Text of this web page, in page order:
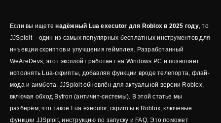
Если вы ищетенадёжный Lua executor для Roblox в 2025 году, то
JJSploit – один из самых популярных бесплатных инструментов для
инъекции скриптов и улучшения геймплея. Разработанный
WeAreDevs, этот эксплойт работает на Windows PC и позволяет
исполнять Lua-скрипты, добавляя функции вроде телепорта, флай-
мода и аимбота. JJSploit обновлён для актуальной версии Roblox,
включая обход Byfron (античит-системы). В этой статье мы
разберём, что такое Lua executor, скрипты в Roblox, ключевые
функции JJSploit, инструкцию по запуску и FAQ. Это поможет